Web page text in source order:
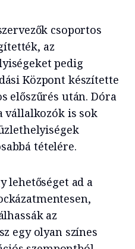
csoportos
az
pedig
Központ készítette
előszűrés után. Dóra
vállalkozók is sok
tételére.
lehetőséget ad a
az
egy olyan színes